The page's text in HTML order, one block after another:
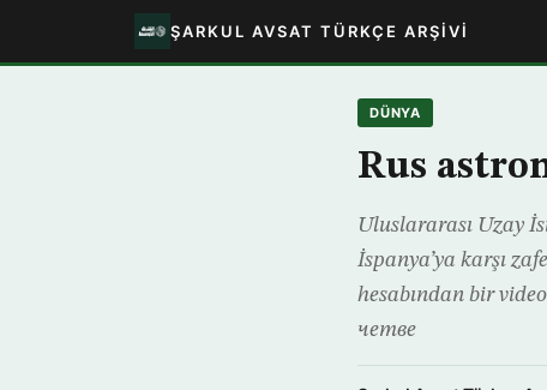
ŞARKUL AVSAT TÜRKÇE ARŞIVI
DÜNYA
Rus
Uluslararası Uzay
İspanya’ya karşı
hesabından bir
четве